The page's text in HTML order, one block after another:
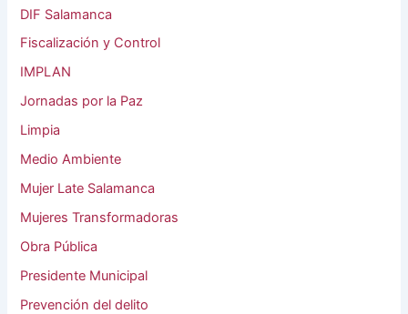
DIF Salamanca
Fiscalización y Control
IMPLAN
Jornadas por la Paz
Limpia
Medio Ambiente
Mujer Late Salamanca
Mujeres Transformadoras
Obra Pública
Presidente Municipal
Prevención del delito